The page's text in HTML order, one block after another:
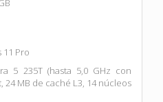
11 Pro
5 235T (hasta 5,0 GHz con
MB de caché L3, 14 núcleos